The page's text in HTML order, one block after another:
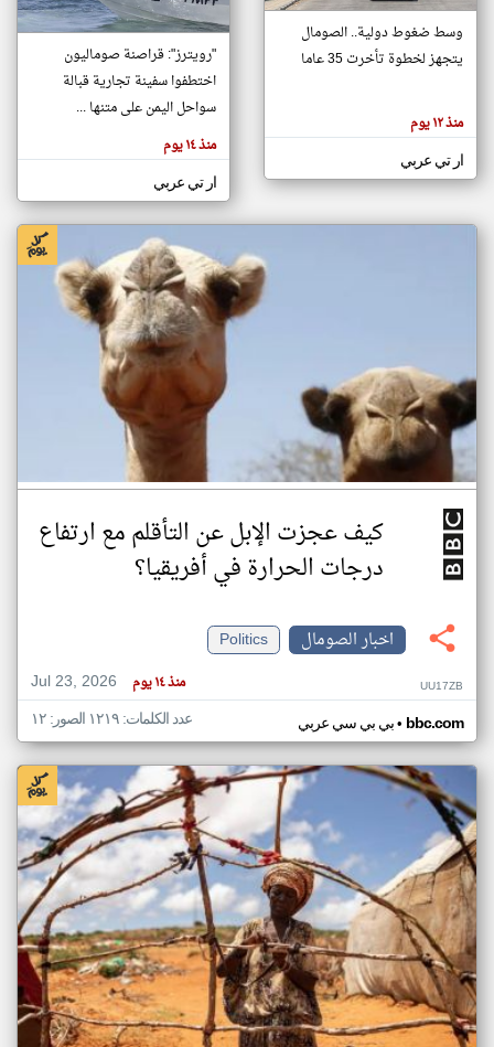
تغيير الدولة
مصادر الأخبار من الصومال
اخبار الصومال على مدار الساعة
أهم اخبار الصومال العاجلة والمباشرة
المقالات
الموجوده
هنا عن
وجهة
كاتبيها.
وسط ضغوط دولية.. الصومال
يتجهز لخطوة تأخرت 35 عاما
منذ ١٢ يوم
ار تي عربي
"رويترز": قراصنة صوماليون
اختطفوا سفينة تجارية قبالة
سواحل اليمن على متنها ...
منذ ١٤ يوم
ار تي عربي
كيف عجزت الإبل عن التأقلم مع ارتفاع
درجات الحرارة في أفريقيا؟
اخبار الصومال
Politics
Jul 23, 2026
منذ ١٤ يوم UU17ZB
بي بي سي عربي• bbc.com عدد الكلمات: ١٢١٩ الصور: ١٢
klyoum.com